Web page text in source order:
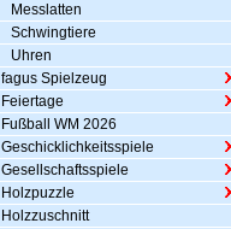
Messlatten
Schwingtiere
Uhren
fagus Spielzeug
Feiertage
Fußball WM 2026
Geschicklichkeitsspiele
Gesellschaftsspiele
Holzpuzzle
Holzzuschnitt